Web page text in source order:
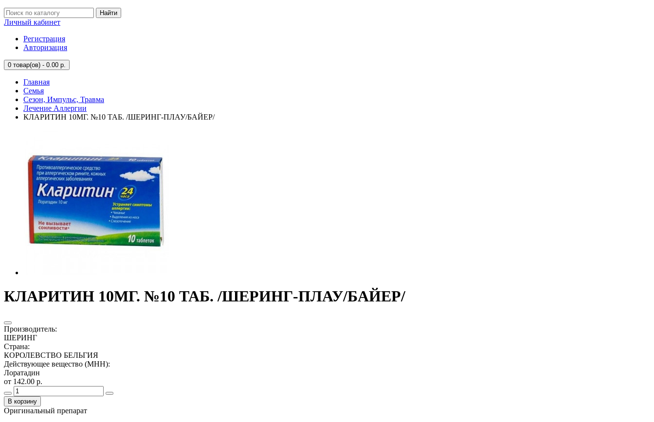
Найти
Личный кабинет
Регистрация
Авторизация
0 товар(ов) - 0.00 р.
Главная
Семья
Сезон, Импульс, Травма
Лечение Аллергии
КЛАРИТИН 10МГ. №10 ТАБ. /ШЕРИНГ-ПЛАУ/БАЙЕР/
КЛАРИТИН 10МГ. №10 ТАБ. /ШЕРИНГ-ПЛАУ/БАЙЕР/
Производитель:
ШЕРИНГ
Страна:
КОРОЛЕВСТВО БЕЛЬГИЯ
Действующее вещество (МНН):
Лоратадин
от 142.00 р.
В корзину
Оригинальный препарат